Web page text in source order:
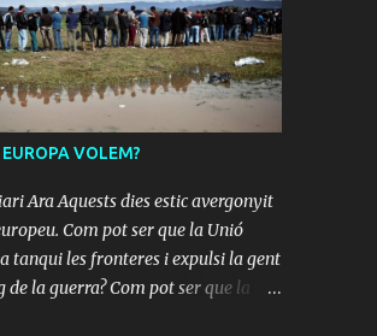
VOLEM?
Ara Aquests dies estic avergonyit
Com pot ser que la Unió
tanqui les fronteres i expulsi la gent
de la guerra? Com pot ser que la